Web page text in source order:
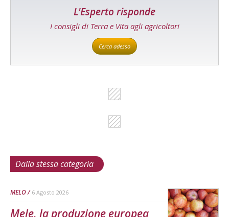
L'Esperto risponde
I consigli di Terra e Vita agli agricoltori
Cerca adesso
Dalla stessa categoria
MELO 6 Agosto 2026
Mele, la produzione europea